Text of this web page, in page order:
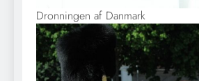
Dronningen af Danmark